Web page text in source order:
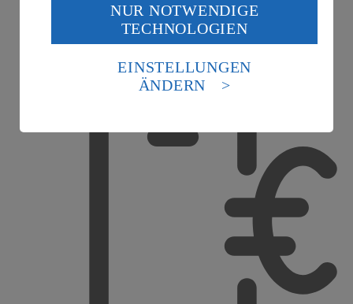
Wenn du auf „Aktivieren“ klickst, willigst du im Sinne
des Art. 49 Abs. 1 Satz 1 lit. a) DSGVO ein, dass deine
Daten in den USA verarbeitet werden. Der EuGH sieht
die USA als Land mit einem nach europäischen
Standards nicht angemessenen Datenschutzniveau an.
Es besteht das Risiko eines Zugriffs durch US-
Informationen zum Herausgeber der Seite findest du
NUR NOTWENDIGE
TECHNOLOGIEN
EINSTELLUNGEN
ÄNDERN